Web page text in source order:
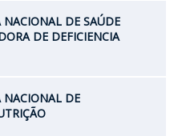
DE SAÚDE
DE DEFICIENCIA
DE